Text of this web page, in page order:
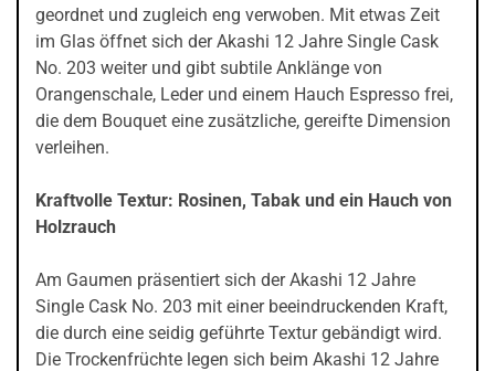
geordnet und zugleich eng verwoben. Mit etwas Zeit
im Glas öffnet sich der Akashi 12 Jahre Single Cask
No. 203 weiter und gibt subtile Anklänge von
Orangenschale, Leder und einem Hauch Espresso frei,
die dem Bouquet eine zusätzliche, gereifte Dimension
verleihen.
Kraftvolle Textur: Rosinen, Tabak und ein Hauch von
Holzrauch
Am Gaumen präsentiert sich der Akashi 12 Jahre
Single Cask No. 203 mit einer beeindruckenden Kraft,
die durch eine seidig geführte Textur gebändigt wird.
Die Trockenfrüchte legen sich beim Akashi 12 Jahre